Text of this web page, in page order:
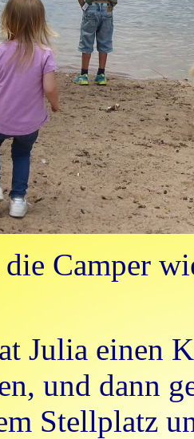
Camper
Julia einen
und dann
Stellplatz